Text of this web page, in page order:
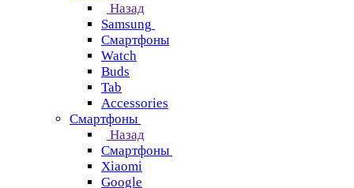
Назад
Samsung
Смартфоны
Watch
Buds
Tab
Accessories
Смартфоны
Назад
Смартфоны
Xiaomi
Google